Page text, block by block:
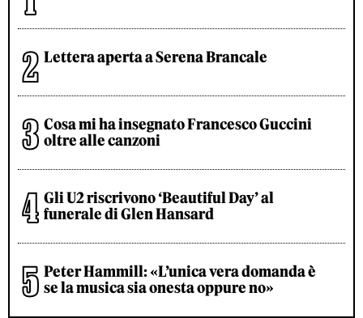
Lettera aperta a Serena Brancale
Cosa mi ha insegnato Francesco Guccini
oltre alle canzoni
Gli U2 riscrivono ‘Beautiful Day’ al
funerale di Glen Hansard
Peter Hammill: «L’unica vera domanda è
se la musica sia onesta oppure no»